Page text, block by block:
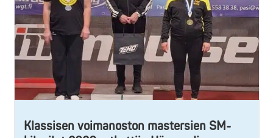
Klassisen voimanoston mastersien SM-